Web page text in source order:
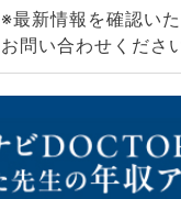
※最新情報を確認い
お問い合わせくださ